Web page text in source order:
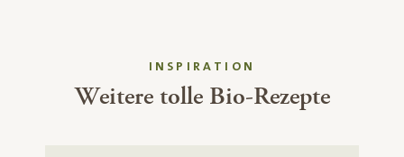
INSPIRATION
Weitere tolle Bio-Rezepte